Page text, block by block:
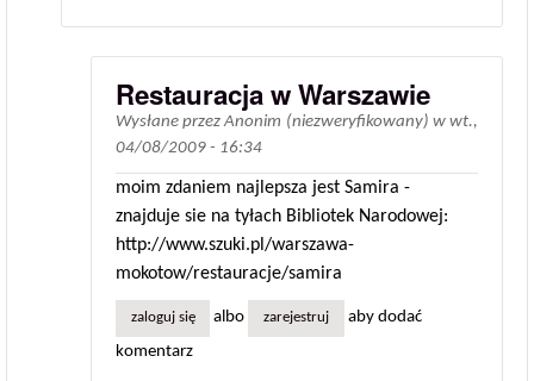
Restauracja w Warszawie
Wysłane przezAnonim (niezweryfikowany) wwt.,
04/08/2009 - 16:34
moim zdaniem najlepsza jest Samira -
znajduje sie na tyłach Bibliotek Narodowej:
http://www.szuki.pl/warszawa-
mokotow/restauracje/samira
zaloguj się albo zarejestruj
aby dodać
komentarz